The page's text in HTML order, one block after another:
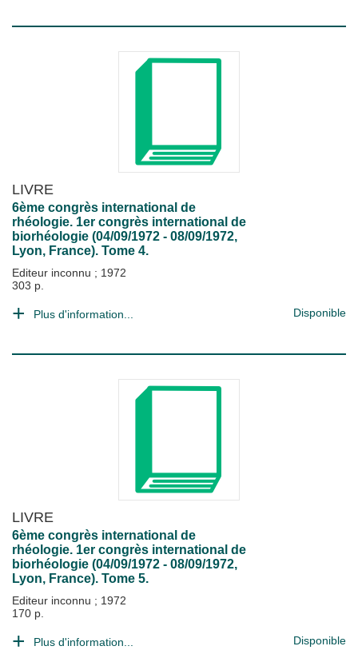
LIVRE
6ème congrès international de
rhéologie. 1er congrès international de
biorhéologie (04/09/1972 - 08/09/1972,
Lyon, France). Tome 4.
Editeur inconnu ; 1972
303 p.
Plus d'information... Disponible
LIVRE
6ème congrès international de
rhéologie. 1er congrès international de
biorhéologie (04/09/1972 - 08/09/1972,
Lyon, France). Tome 5.
Editeur inconnu ; 1972
170 p.
Plus d'information... Disponible